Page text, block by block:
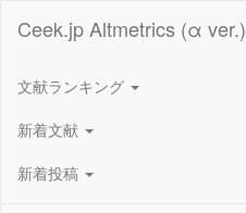
Ceek.jp Altmetrics (α ver.)
文献ランキング
新着文献
新着投稿